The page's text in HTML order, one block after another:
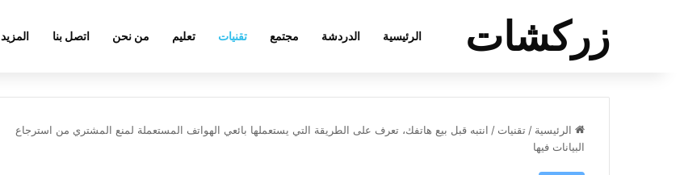
زركشات الرئيسية الدردشة مجتمع تقنيات تعليم من نحن اتصل بنا المزيد
الرئيسية / تقنيات / انتبه قبل بيع هاتفك، تعرف على الطريقة التي يستعملها بائعي الهواتف المستعملة لمنع المشتري من استرجاع
البيانات فيها